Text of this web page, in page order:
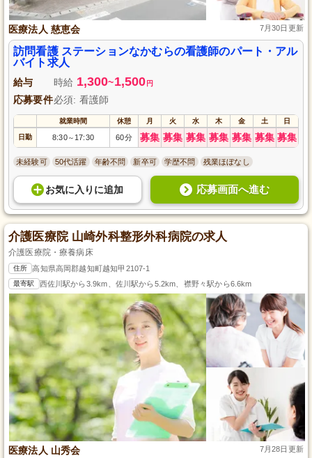
医療法人 慈恵会 7月30日更新
訪問看護 ステーションなかむらの看護師のパート・アル
バイト求人
給与 時給 1,300~1,500 円
応募要件必須: 看護師
就業時間 休憩 月 火 水 木 金 土 日
日勤 8:30～ 17:30 60分 募集 募集 募集 募集 募集 募集 募集
未経験可 50代活躍 年齢不問 新卒可 学歴不問 残業ほぼなし
お気に入り に追加 応募画面へ進む
介護医療院 山崎外科整形外科病院の求人
介護医療院・療養病床
住所 高知県高岡郡越知町越知甲2107-1
最寄駅 西佐川駅から3.9km、佐川駅から5.2km、襟野々駅から6.6km
医療法人 山秀会 7月28日更新